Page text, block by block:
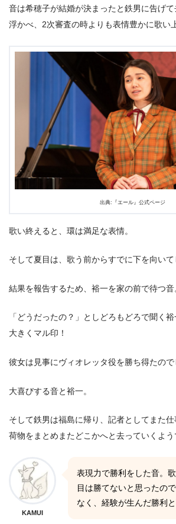
音は希穂子が結婚が決まったと鉄男に告げ
浮かべ、2次審査の時よりも表情豊かに歌い
出典:『エール』公式ページ
歌い終えると、環は満足な表情。
そして夏目は、歌う前からすでに下を向いて
結果を報告するため、裕一を家の前で待つ音
「どうだったの？」としどろもどろで聞く
大きくマル印！
彼女は見事にヴィオレッタ役を勝ち得たので
大喜びする音と裕一。
そして鉄男は福島に帰り、記者としてまた
荷物をまとめまたどこかへと去っていくよう
KAMUI
表現力で勝利をした音。
目は勝てないと思ったの
なく、経験が生んだ勝利